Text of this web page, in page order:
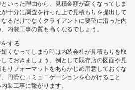
いった理由から、見積金額が高くなってしま
十分に調査を行った上で見積もりを提出して
るだけでなくクライアントに要望に沿った内
内装工事の質も高くなるでしょう。
する
くなってしまう時は内装会社が見積もりを取
ておきましょう。例として既存店の図面や見
りフォーマットをあらかじめ用意しておくな
円滑なコミュニケーションを心がけること
装工事に繋がります。